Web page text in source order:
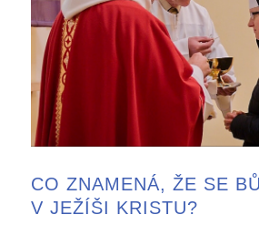
CO ZNAMENÁ, ŽE SE
V JEŽÍŠI KRISTU?